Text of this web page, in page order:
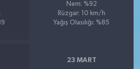
Nem: %92
Rüzgar: 10 km/h
Yağış Olasılığı: %85
23 MART